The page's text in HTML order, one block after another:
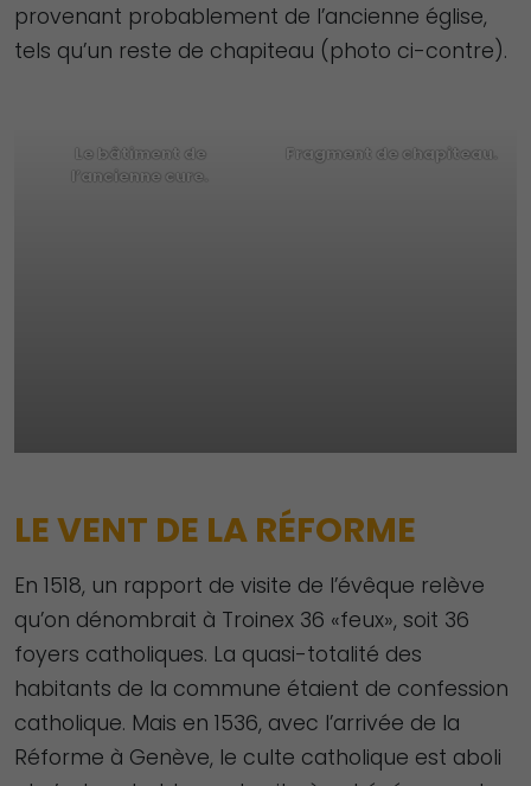
provenant probablement de l’ancienne église,
tels qu’un reste de chapiteau (photo ci-contre).
Le bâtiment de
l’ancienne cure.
Fragment de chapiteau.
LE VENT DE LA RÉFORME
En 1518, un rapport de visite de l’évêque relève
qu’on dénombrait à Troinex 36 «feux», soit 36
foyers catholiques. La quasi-totalité des
habitants de la commune étaient de confession
catholique. Mais en 1536, avec l’arrivée de la
Réforme à Genève, le culte catholique est aboli